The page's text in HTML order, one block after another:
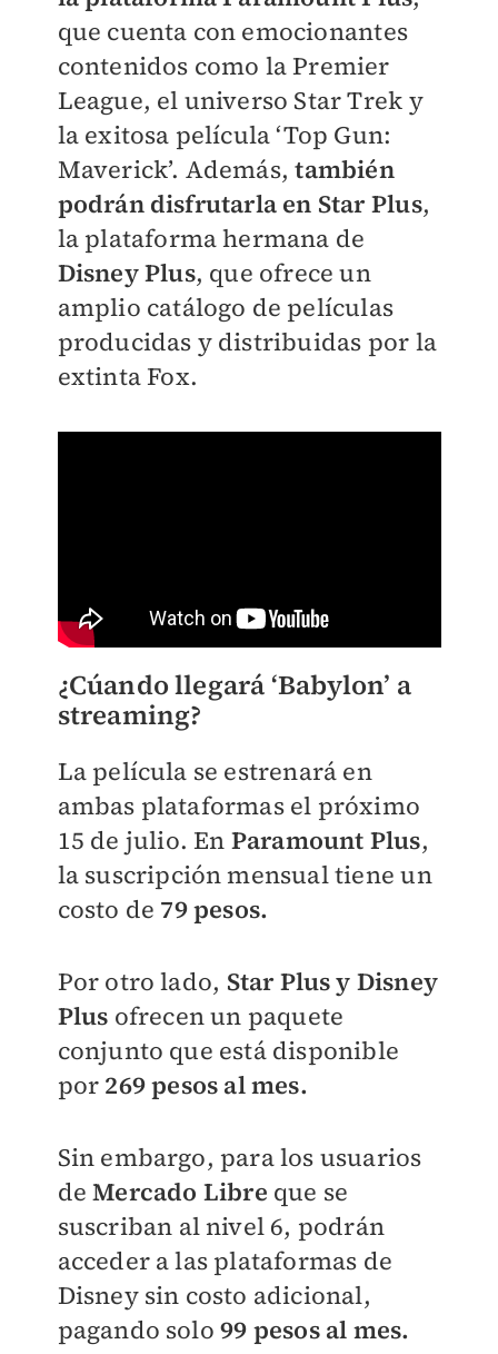
que cuenta con emocionantes
contenidos como la Premier
League, el universo Star Trek y
la exitosa película ‘Top Gun:
Maverick’. Además,también
podrán disfrutarla en Star Plus,
la plataforma hermana de
Disney Plus, que ofrece un
amplio catálogo de películas
producidas y distribuidas por la
extinta Fox.
¿Cúando llegará ‘Babylon’ a
streaming?
La película se estrenará en
ambas plataformas el próximo
15 de julio. En Paramount Plus,
la suscripción mensual tiene un
costo de 79 pesos.
Por otro lado, Star Plus y Disney
Plus ofrecen un paquete
conjunto que está disponible
por 269 pesos al mes.
Sin embargo, para los usuarios
deMercado Libre que se
suscriban al nivel 6, podrán
acceder a las plataformas de
Disney sin costo adicional,
pagando solo99 pesos al mes.